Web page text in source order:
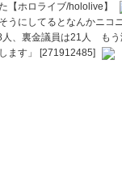
【ホロライブ/hololive】
うにしてるとなんかニコ
人、裏金議員は21人 も
ます」 [271912485]